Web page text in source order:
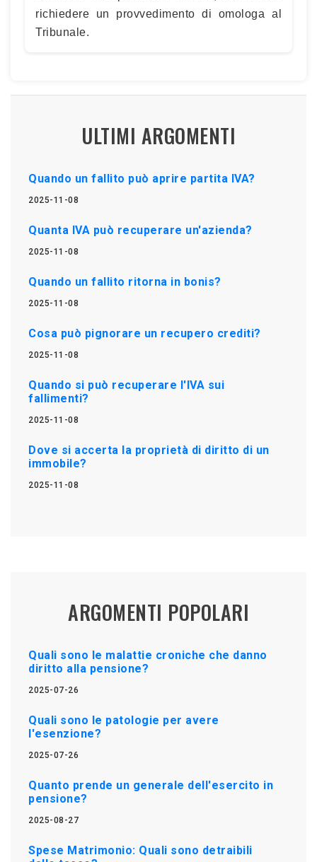
richiedere un provvedimento di omologa al
Tribunale.
ULTIMI ARGOMENTI
Quando un fallito può aprire partita IVA?
2025-11-08
Quanta IVA può recuperare un'azienda?
2025-11-08
Quando un fallito ritorna in bonis?
2025-11-08
Cosa può pignorare un recupero crediti?
2025-11-08
Quando si può recuperare l'IVA sui
fallimenti?
2025-11-08
Dove si accerta la proprietà di diritto di un
immobile?
2025-11-08
ARGOMENTI POPOLARI
Quali sono le malattie croniche che danno
diritto alla pensione?
2025-07-26
Quali sono le patologie per avere
l'esenzione?
2025-07-26
Quanto prende un generale dell'esercito in
pensione?
2025-08-27
Spese Matrimonio: Quali sono detraibili